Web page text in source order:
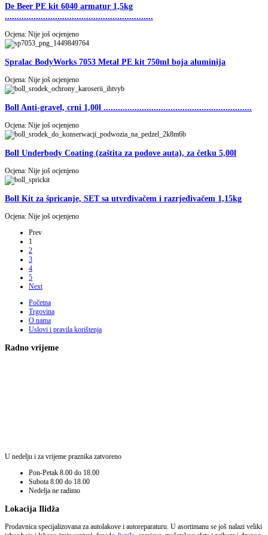
De Beer PE kit 6040 armatur 1,5kg
..............................................................
Ocjena: Nije još ocjenjeno
Spralac BodyWorks 7053 Metal PE kit 750ml boja aluminija
Ocjena: Nije još ocjenjeno
Boll Anti-gravel, crni 1,00l ..............................................................
Ocjena: Nije još ocjenjeno
Boll Underbody Coating (zaštita za podove auta), za četku 5,00l
Ocjena: Nije još ocjenjeno
Boll Kit za špricanje, SET sa utvrđivačem i razrjeđivačem 1,15kg
Ocjena: Nije još ocjenjeno
Prev
1
2
3
4
5
Next
Početna
Trgovina
O nama
Uslovi i pravila korištenja
Radno vrijeme
U nedelju i za vrijeme praznika zatvoreno
Pon-Petak 8.00 do 18.00
Subota 8.00 do 18.00
Nedelja ne radimo
Lokacija Ilidža
Prodavnica specijalizovana za autolakove i autoreparaturu. U asortimanu se još nalazi veliki